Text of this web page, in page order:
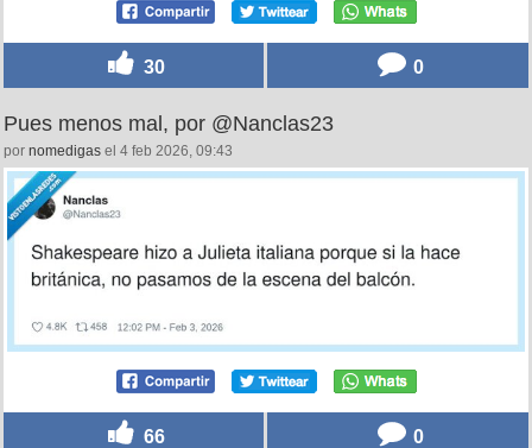
30 0
Pues menos mal, por @Nanclas23
por nomedigas el 4 feb 2026, 09:43
66 0